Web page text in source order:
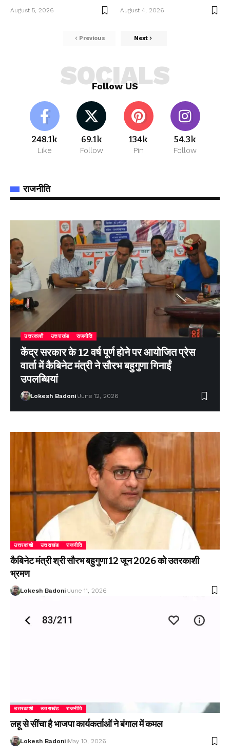
August 5, 2026 August 4, 2026
Previous Next
Follow US
SOCIALS
248.1k
Like
69.1k
Follow
134k
Pin
54.3k
Follow
राजनीति
उत्तरकाशी उत्तराखंड राजनीति
केंद्र सरकार के 12 वर्ष पूर्ण होने पर आयोजित प्रेस
वार्ता में कैबिनेट मंत्री ने सौरभ बहुगुणा गिनाईं
उपलब्धियां
Lokesh Badoni June 12, 2026
उत्तरकाशी उत्तराखंड राजनीति
कैबिनेट मंत्री श्री सौरभ बहुगुणा 12 जून 2026 को उतरकाशी
भ्रमण
Lokesh Badoni June 11, 2026
उत्तरकाशी उत्तराखंड राजनीति
लहू से सींचा है भाजपा कार्यकर्ताओं ने बंगाल में कमल
Lokesh Badoni May 10, 2026